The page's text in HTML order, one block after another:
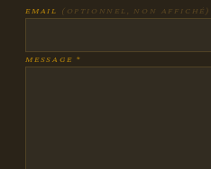
EMAIL (OPTIONNEL, NON AFFICHÉ)
MESSAGE *